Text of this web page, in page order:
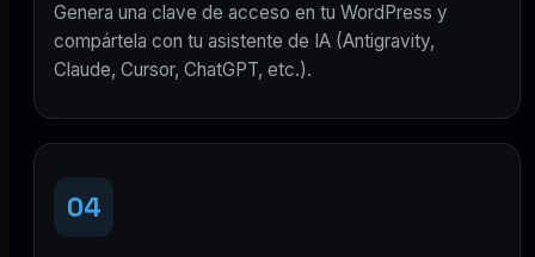
Genera una clave de acceso en tu WordPress y
compártela con tu asistente de IA (Antigravity,
Claude, Cursor, ChatGPT, etc.).
04